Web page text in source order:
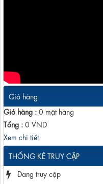
Giỏ hàng
Giỏ hàng : 0 mặt hàng
Tổng : 0 VND
Xem chi tiết
THỐNG KÊ TRUY CẬP
Đang truy cập